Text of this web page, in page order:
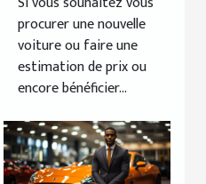
procurer une nouvelle
voiture ou faire une
estimation de prix ou
encore bénéficier...